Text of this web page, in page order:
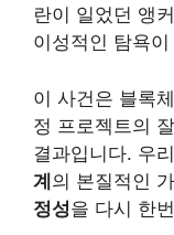
란이 일었던 앵
이성적인 탐욕
이 사건은 블록
정 프로젝트의
결과입니다. 우
계의 본질적인
정성을 다시 한